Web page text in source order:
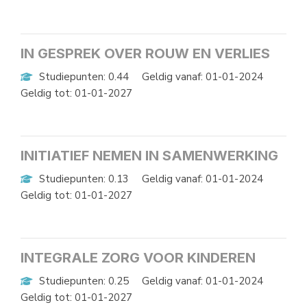
IN GESPREK OVER ROUW EN VERLIES
Studiepunten: 0.44
Geldig vanaf: 01-01-2024
Geldig tot: 01-01-2027
INITIATIEF NEMEN IN SAMENWERKING
Studiepunten: 0.13
Geldig vanaf: 01-01-2024
Geldig tot: 01-01-2027
INTEGRALE ZORG VOOR KINDEREN
Studiepunten: 0.25
Geldig vanaf: 01-01-2024
Geldig tot: 01-01-2027